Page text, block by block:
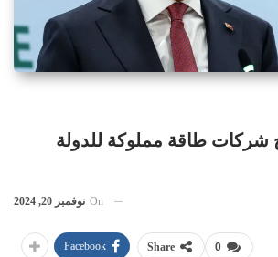
شركات طاقة مملوكة للدولة
On نوفمبر 20, 2024
0
Share
Facebook